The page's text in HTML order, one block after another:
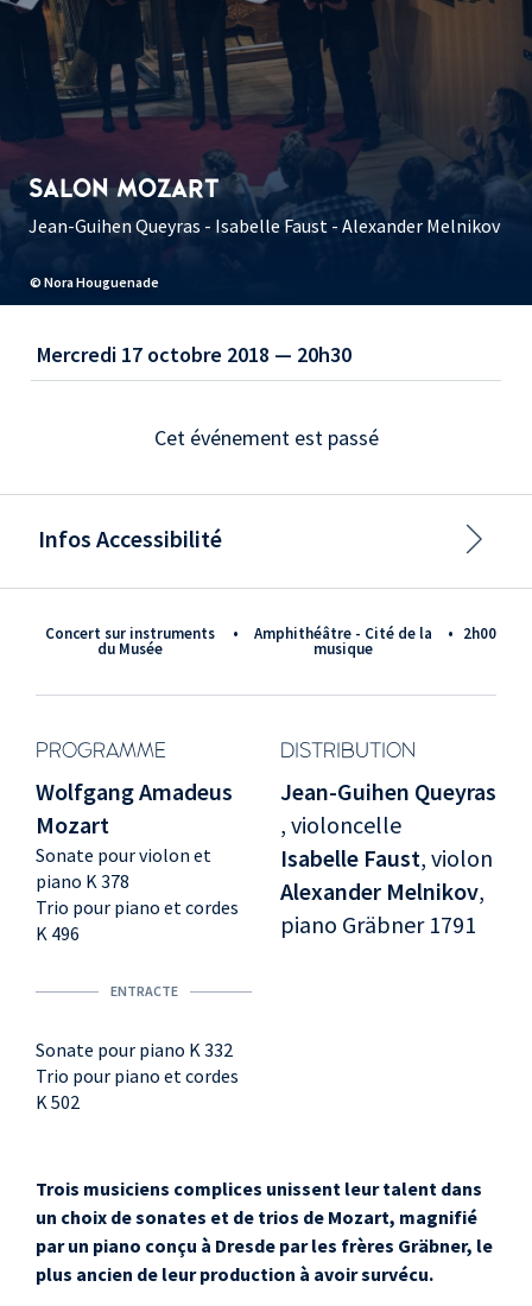
© Nora Houguenade
SALON MOZART
Jean-Guihen Queyras - Isabelle Faust - Alexander Melnikov
Concert sur instruments
du Musée
• Amphithéâtre - Cité de la
musique
• 2h00
PROGRAMME DISTRIBUTION
Wolfgang Amadeus
Mozart
Sonate pour violon et
piano K 378
Trio pour piano et cordes
K 496
ENTRACTE
Sonate pour piano K 332
Trio pour piano et cordes
K 502
Jean-Guihen Queyras
, violoncelle
Isabelle Faust, violon
Alexander Melnikov,
piano Gräbner 1791
Trois musiciens complices unissent leur talent dans
un choix de sonates et de trios de Mozart, magnifié
par un piano conçu à Dresde par les frères Gräbner, le
plus ancien de leur production à avoir survécu.
Mercredi 17 octobre 2018 — 20h30
Cet événement est passé
Infos Accessibilité